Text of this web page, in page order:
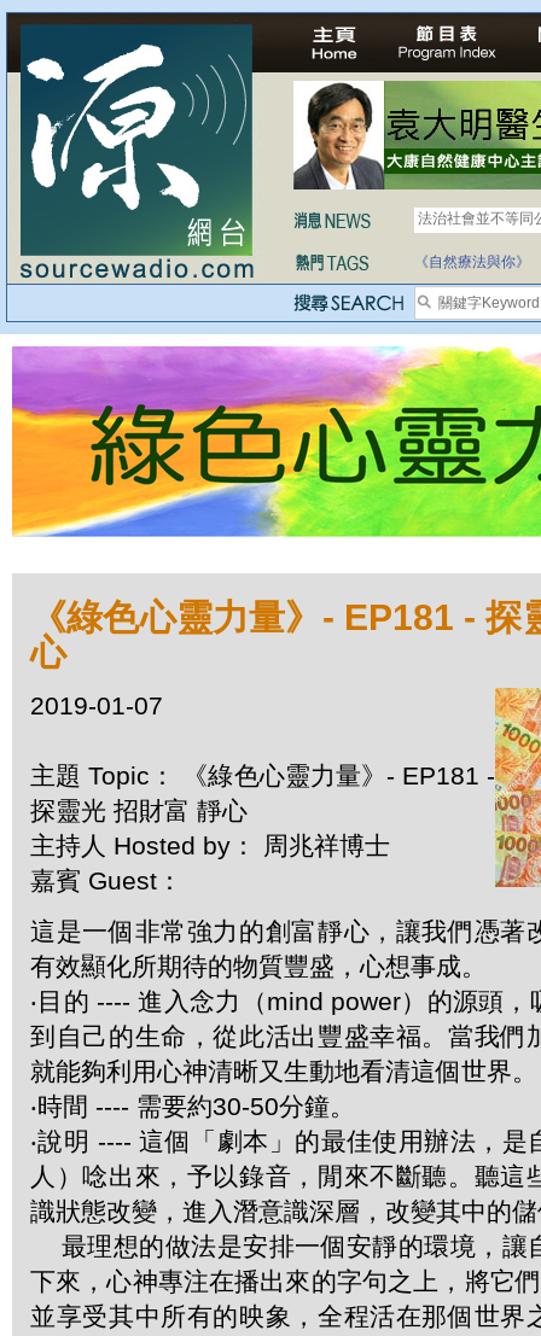
自家教育合法化-
《自然療法與你》
《綠色心靈力量》- EP181 -
心
2019-01-07
主題 Topic： 《綠色心靈力量》- EP181 -
探靈光 招財富 靜心
主持人 Hosted by： 周兆祥博士
嘉賓 Guest：
這是一個非常強力的創富靜心，讓我們憑著
有效顯化所期待的物質豐盛，心想事成。
‧目的 ---- 進入念力（mind power）的源頭
到自己的生命，從此活出豐盛幸福。當我們
就能夠利用心神清晰又生動地看清這個世界。
‧時間 ---- 需要約30-50分鐘。
‧說明 ---- 這個「劇本」的最佳使用辦法，是
人）唸出來，予以錄音，閒來不斷聽。聽這
識狀態改變，進入潛意識深層，改變其中的
最理想的做法是安排一個安靜的環境，讓
下來，心神專注在播出來的字句之上，將它
並享受其中所有的映象，全程活在那個世界